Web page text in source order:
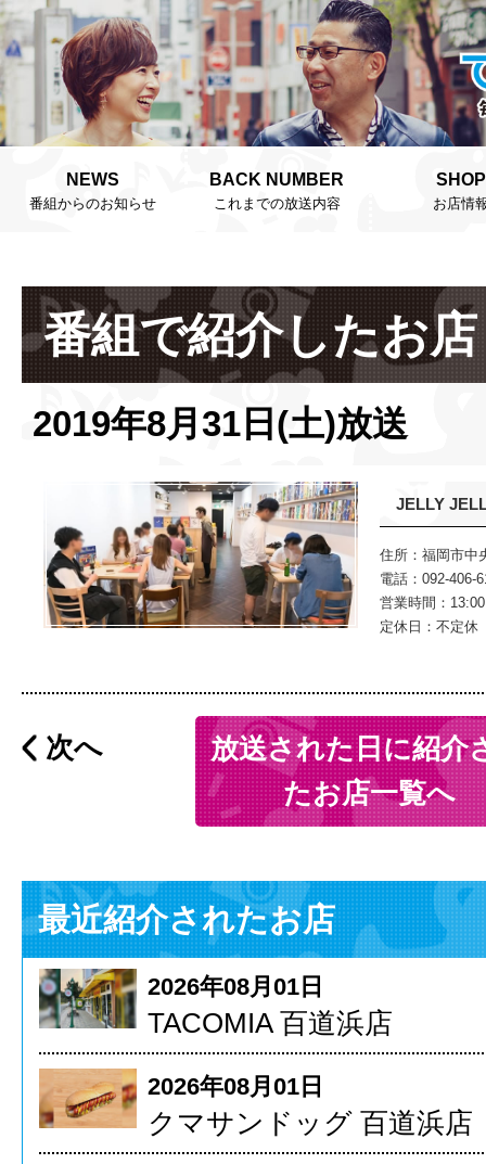
NEWS
番組からのお知らせ
BACK NUMBER
これまでの放送内容
SHOP
お店情
番組で紹介したお店
2019年8月31日(土)放送
JELLY
住所：福岡市
電話：092-406-
営業時間：
定休日：不定休
次へ
放送された日に紹介
たお店一覧へ
最近紹介されたお店
2026年08月01日
TACOMIA 百道浜店
2026年08月01日
クマサンドッグ 百道浜店